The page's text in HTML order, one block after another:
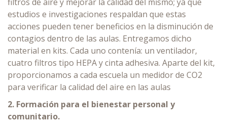
estudios e investigaciones respaldan que estas
acciones pueden tener beneficios en la disminución de
contagios dentro de las aulas. Entregamos dicho
material en kits. Cada uno contenía: un ventilador,
cuatro filtros tipo HEPA y cinta adhesiva. Aparte del kit,
proporcionamos a cada escuela un medidor de CO2
para verificar la calidad del aire en las aulas
2. Formación para el bienestar personal y
comunitario.